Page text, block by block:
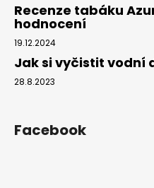
Recenze tabáku
hodnocení
19.12.2024
Jak si vyčistit vodní
28.8.2023
Facebook